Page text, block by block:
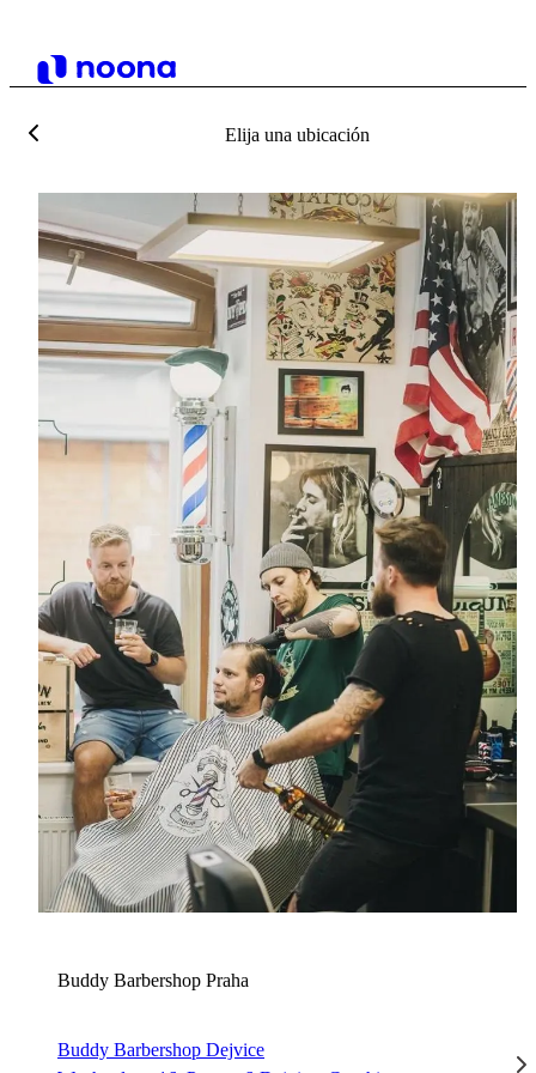
Elija una ubicación
B
Buddy Barbershop Praha
Buddy Barbershop Dejvice